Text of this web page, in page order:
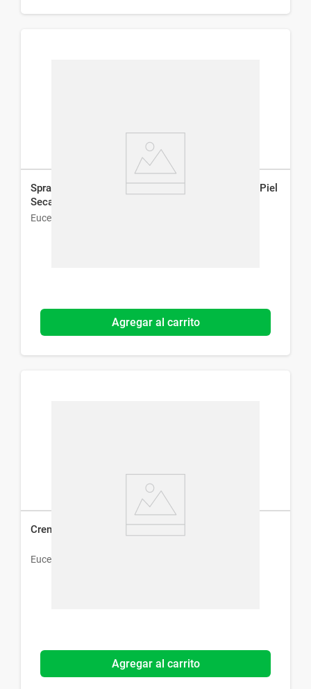
Spray Corporal Reparador Eucerin Aquaphor para Piel
Seca x 150 ml
Eucerin
Agregar al carrito
Crema Corporal Eucerin Advanced Repair x 450 g
Eucerin
Agregar al carrito